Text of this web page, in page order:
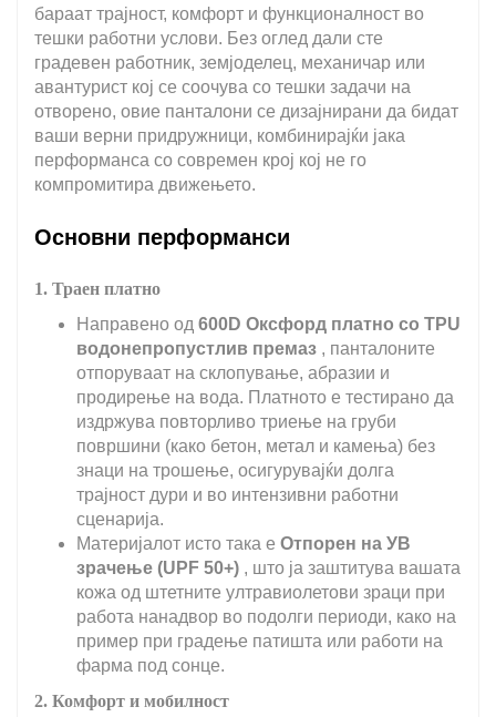
бараат трајност, комфорт и функционалност во
тешки работни услови. Без оглед дали сте
градевен работник, земјоделец, механичар или
авантурист кој се соочува со тешки задачи на
отворено, овие панталони се дизајнирани да бидат
ваши верни придружници, комбинирајќи јака
перформанса со современ крој кој не го
компромитира движењето.
Основни перформанси
1. Траен платно
Направено од 600D Оксфорд платно со TPU
водонепропустлив премаз , панталоните
отпоруваат на склопување, абразии и
продирење на вода. Платното е тестирано да
издржува повторливо триење на груби
површини (како бетон, метал и камења) без
знаци на трошење, осигурувајќи долга
трајност дури и во интензивни работни
сценарија.
Материјалот исто така е Отпорен на УВ
зрачење (UPF 50+) , што ја заштитува вашата
кожа од штетните ултравиолетови зраци при
работа нанадвор во подолги периоди, како на
пример при градење патишта или работи на
фарма под сонце.
2. Комфорт и мобилност